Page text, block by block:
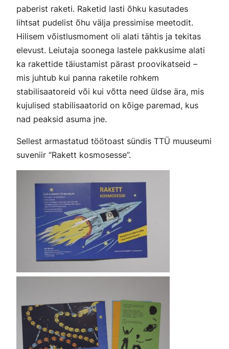
paberist raketi. Raketid lasti õhku kasutades
lihtsat pudelist õhu välja pressimise meetodit.
Hilisem võistlusmoment oli alati tähtis ja tekitas
elevust. Leiutaja soonega lastele pakkusime alati
ka rakettide täiustamist pärast proovikatseid –
mis juhtub kui panna raketile rohkem
stabilisaatoreid või kui võtta need üldse ära, mis
kujulised stabilisaatorid on kõige paremad, kus
nad peaksid asuma jne.
Sellest armastatud töötoast sündis TTÜ muuseumi
suveniir “Rakett kosmosesse”.